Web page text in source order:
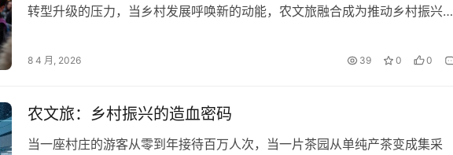
转型升级的压力，当乡村发展呼唤新的动能，农文旅融合成为推动乡村振兴的
8 4 月, 2026 39 0 0
农文旅：乡村振兴的造血密码
当一座村庄的游客从零到年接待百万人次，当一片茶园从单纯产茶变成集采